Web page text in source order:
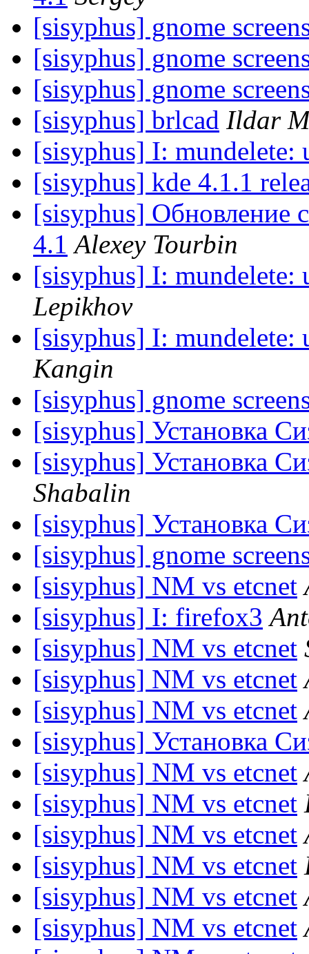
[sisyphus] gnome
[sisyphus] gnome
[sisyphus] gnome
[sisyphus] brlcad Ildar
[sisyphus] I: mundelete:
[sisyphus] kde 4.1.1
[sisyphus] Обновление
4.1 Alexey Tourbin
[sisyphus] I: mundelete:
Lepikhov
[sisyphus] I: mundelete:
Kangin
[sisyphus] gnome
[sisyphus] Установка
[sisyphus] Установка
Shabalin
[sisyphus] Установка
[sisyphus] gnome
[sisyphus] NM vs etcnet
[sisyphus] I: firefox3
[sisyphus] NM vs etcnet
[sisyphus] NM vs etcnet
[sisyphus] NM vs etcnet
[sisyphus] Установка
[sisyphus] NM vs etcnet
[sisyphus] NM vs etcnet
[sisyphus] NM vs etcnet
[sisyphus] NM vs etcnet
[sisyphus] NM vs etcnet
[sisyphus] NM vs etcnet